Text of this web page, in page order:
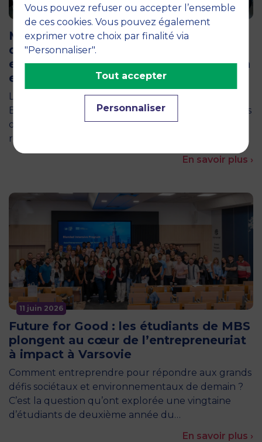
12 juin 2026
MBS accueille les jurys des Trophées
de l’Économie Numérique 2026 : un
engagement au service de l’innovation
en occitanie
La semaine dernière, le campus de MBS School of
Business a ouvert ses portes aux jurys des Trophées
de l'Économie Numérique 2026, une compétition
régionale…
En savoir plus ›
11 juin 2026
Future for Good : les étudiants de MBS
plongent au cœur de l’entrepreneuriat
à impact à Varsovie
Comment entreprendre pour répondre aux grands
défis sociétaux et environnementaux de demain ?
C’est la question qu’ont explorée une vingtaine
d’étudiants de deuxième année du…
En savoir plus ›
Vous pouvez refuser ou accepter l’ensemble
de ces cookies. Vous pouvez également
exprimer votre choix par finalité via
"Personnaliser".
Personnaliser
Tout accepter